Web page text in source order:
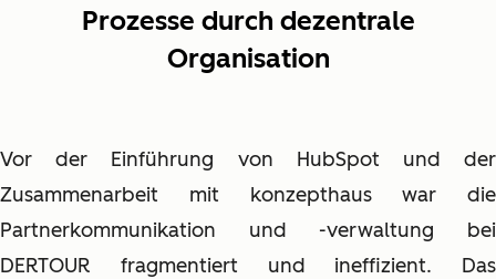
Prozesse durch dezentrale
Organisation
Vor der Einführung von HubSpot und der
Zusammenarbeit mit konzepthaus war die
Partnerkommunikation und -verwaltung bei
DERTOUR fragmentiert und ineffizient. Das